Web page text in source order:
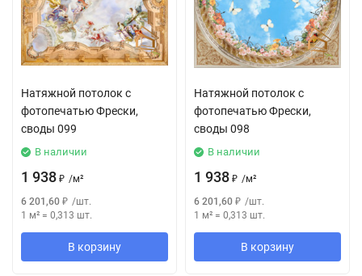
Натяжной потолок с
фотопечатью Фрески,
своды 099
В наличии
1 938 ₽ /м²
6 201,60 ₽ /шт.
1 м² = 0,313 шт.
В корзину
Натяжной потолок с
фотопечатью Фрески,
своды 098
В наличии
1 938 ₽ /м²
6 201,60 ₽ /шт.
1 м² = 0,313 шт.
В корзину